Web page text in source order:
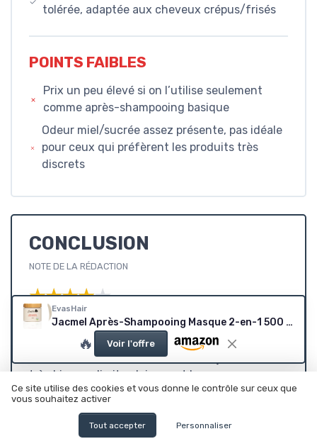
tolérée, adaptée aux cheveux crépus/frisés
POINTS FAIBLES
Prix un peu élevé si on l’utilise seulement
comme après-shampooing basique
Odeur miel/sucrée assez présente, pas idéale
pour ceux qui préfèrent les produits très
discrets
CONCLUSION
NOTE DE LA RÉDACTION
★★★★★
★★★★★
Globalement, Jacmel d’EvasHair est un bon
après-shampooing / masque 2-en-1 pour
cheveux crépus, frisés et bouclés. Ça démêle
très bien, ça limite clairement la casse au
moment le plus critique, et ça laisse les cheveux
est correcte, surtout si tu l’utilises en masque
EvasHair
Jacmel Après-Shampooing Masque 2-en-1 500 ml
🔥 Voir l'offre
Ce site utilise des cookies et vous donne le contrôle sur ceux que
vous souhaitez activer
Tout accepter Personnaliser